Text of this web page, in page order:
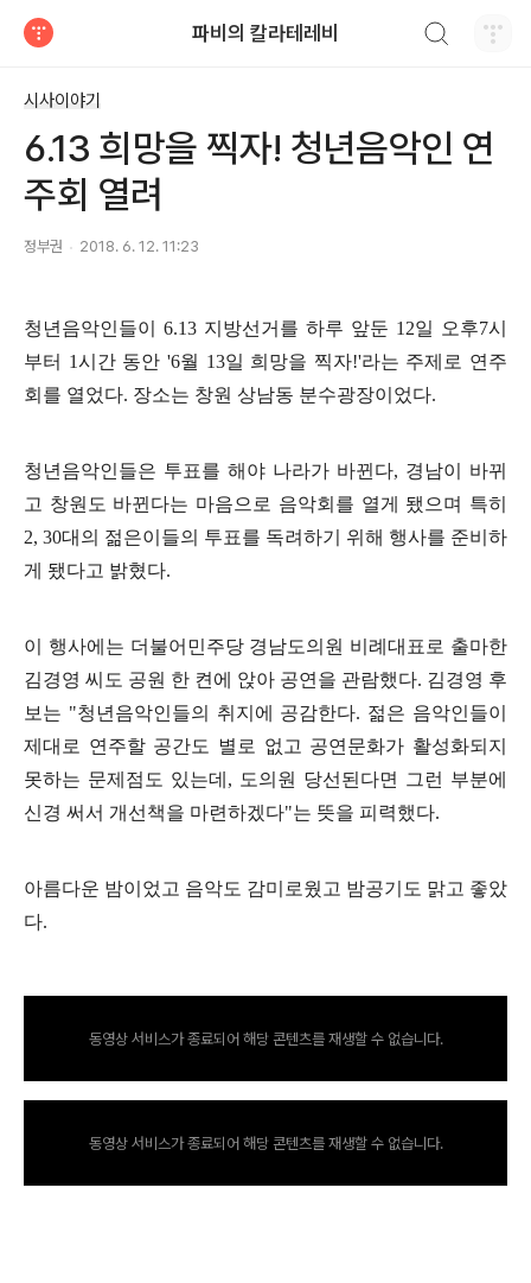
파비의 칼라테레비
시사이야기
6.13 희망을 찍자! 청년음악인 연
주회 열려
정부권 2018. 6. 12. 11:23
청년음악인들이 6.13 지방선거를 하루 앞둔 12일 오후7시
부터 1시간 동안 '6월 13일 희망을 찍자!'라는 주제로 연주
회를 열었다. 장소는 창원 상남동 분수광장이었다.
청년음악인들은 투표를 해야 나라가 바뀐다, 경남이 바뀌
고 창원도 바뀐다는 마음으로 음악회를 열게 됐으며 특히
2, 30대의 젊은이들의 투표를 독려하기 위해 행사를 준비하
게 됐다고 밝혔다.
이 행사에는 더불어민주당 경남도의원 비례대표로 출마한
김경영 씨도 공원 한 켠에 앉아 공연을 관람했다. 김경영 후
보는 "청년음악인들의 취지에 공감한다. 젊은 음악인들이
제대로 연주할 공간도 별로 없고 공연문화가 활성화되지
못하는 문제점도 있는데, 도의원 당선된다면 그런 부분에
신경 써서 개선책을 마련하겠다"는 뜻을 피력했다.
아름다운 밤이었고 음악도 감미로웠고 밤공기도 맑고 좋았
다.
동영상 서비스가 종료되어 해당 콘텐츠를 재생할 수 없습니다.
동영상 서비스가 종료되어 해당 콘텐츠를 재생할 수 없습니다.